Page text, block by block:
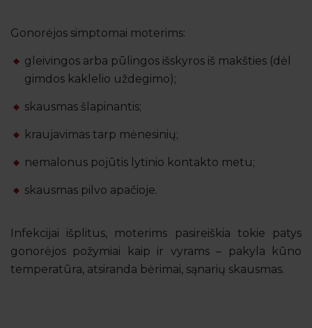
Gonorėjos simptomai moterims:
gleivingos arba pūlingos išskyros iš makšties (dėl
gimdos kaklelio uždegimo);
skausmas šlapinantis;
kraujavimas tarp mėnesinių;
nemalonus pojūtis lytinio kontakto metu;
skausmas pilvo apačioje.
Infekcijai išplitus, moterims pasireiškia tokie patys
gonorėjos požymiai kaip ir vyrams – pakyla kūno
temperatūra, atsiranda bėrimai, sąnarių skausmas.